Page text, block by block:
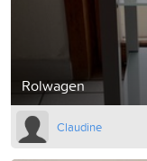
Rolwagen
Claudine